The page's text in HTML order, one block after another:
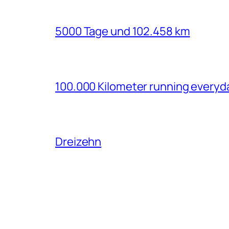
5000 Tage und 102.458 km
100.000 Kilometer running
Dreizehn